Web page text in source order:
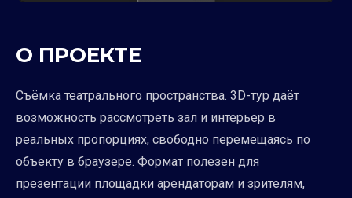
О ПРОЕКТЕ
Съёмка театрального пространства. 3D-тур даёт
возможность рассмотреть зал и интерьер в
реальных пропорциях, свободно перемещаясь по
объекту в браузере. Формат полезен для
презентации площадки арендаторам и зрителям,